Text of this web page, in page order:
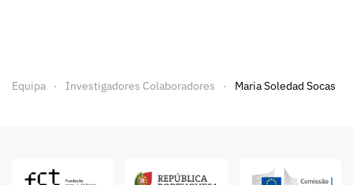
Equipa Investigadores Colaboradores Maria Soledad Socas